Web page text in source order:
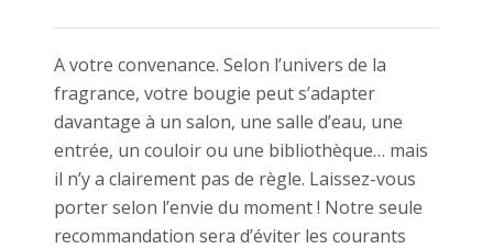
A votre convenance. Selon l’univers de la
fragrance, votre bougie peut s’adapter
davantage à un salon, une salle d’eau, une
entrée, un couloir ou une bibliothèque… mais
il n’y a clairement pas de règle. Laissez-vous
porter selon l’envie du moment ! Notre seule
recommandation sera d’éviter les courants